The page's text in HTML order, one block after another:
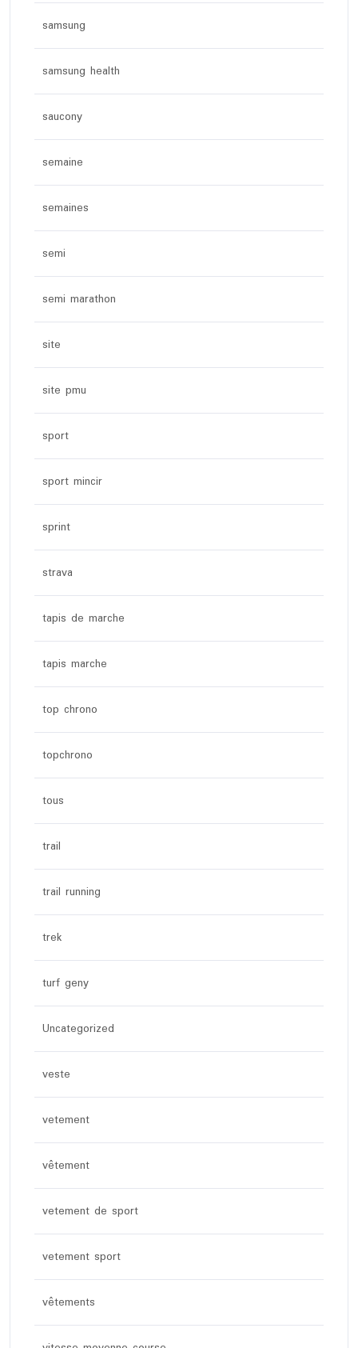
samsung
samsung health
saucony
semaine
semaines
semi
semi marathon
site
site pmu
sport
sport mincir
sprint
strava
tapis de marche
tapis marche
top chrono
topchrono
tous
trail
trail running
trek
turf geny
Uncategorized
veste
vetement
vêtement
vetement de sport
vetement sport
vêtements